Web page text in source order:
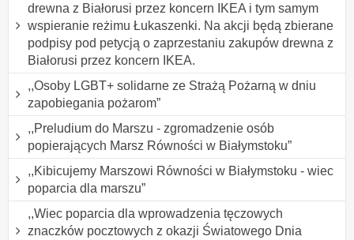
drewna z Białorusi przez koncern IKEA i tym samym
wspieranie reżimu Łukaszenki. Na akcji będą zbierane
podpisy pod petycją o zaprzestaniu zakupów drewna z
Białorusi przez koncern IKEA.
,,Osoby LGBT+ solidarne ze Strażą Pożarną w dniu
zapobiegania pożarom”
,,Preludium do Marszu - zgromadzenie osób
popierających Marsz Równości w Białymstoku”
,,Kibicujemy Marszowi Równości w Białymstoku - wiec
poparcia dla marszu”
,,Wiec poparcia dla wprowadzenia tęczowych
znaczków pocztowych z okazji Światowego Dnia